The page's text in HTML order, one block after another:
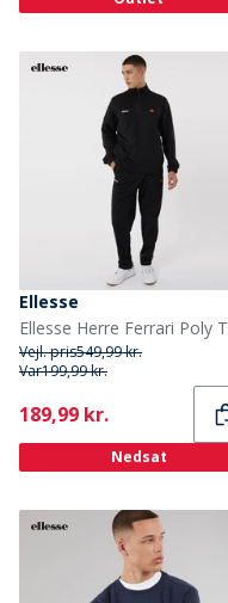
Ellesse
Vejl. pris549,99 kr.
Var199,99 kr.
Current
189,99 kr.
Nedsat